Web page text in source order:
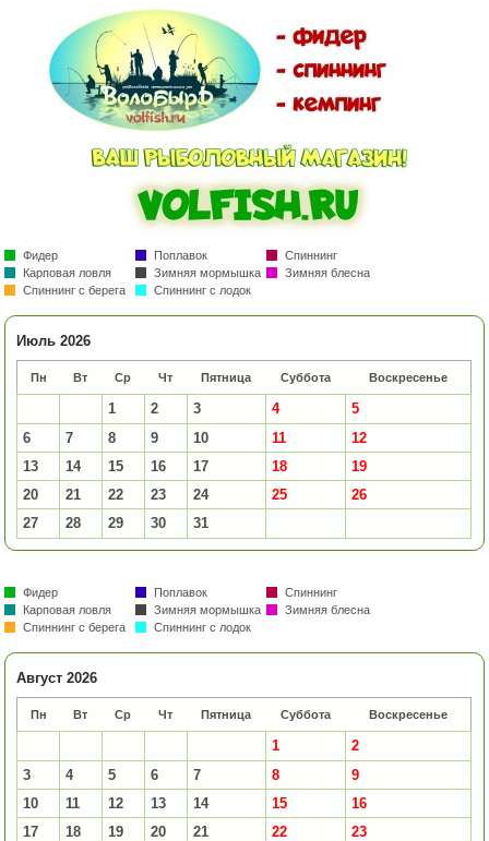
Фидер Поплавок
Спиннинг
Карповая ловля
Зимняя мормышка
Зимняя блесна
Спиннинг с берега
Спиннинг с лодок
Июль 2026
Пн Вт Ср Чт Пятница Суббота Воскресенье
1 2 3 4
5
6
7 8 9 10 11
12
13
14 15 16 17 18
19
20
21 22 23 24 25
26
27
28 29 30 31
Фидер Поплавок
Спиннинг
Карповая ловля
Зимняя мормышка
Зимняя блесна
Спиннинг с берега
Спиннинг с лодок
Август 2026
Пн Вт Ср Чт Пятница Суббота Воскресенье
1
2
3
4 5 6 7 8
9
10
11 12 13 14 15
16
17
18 19 20 21 22
23